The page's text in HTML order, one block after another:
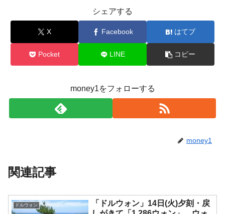
シェアする
X Facebook はてブ
Pocket LINE コピー
money1をフォローする
money1
関連記事
ドルウォン
「ドルウォン」14日(火)夕刻・戻